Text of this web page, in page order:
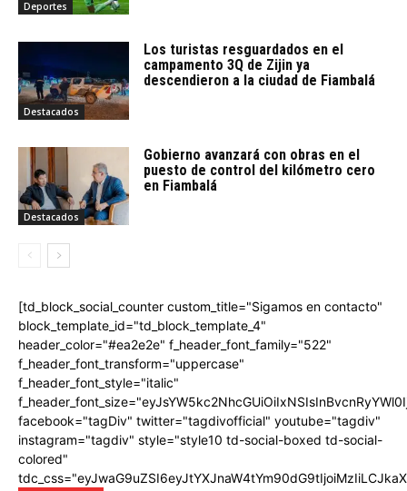
Deportes
Destacados
Los turistas resguardados en el
campamento 3Q de Zijin ya
descendieron a la ciudad de Fiambalá
Destacados
Gobierno avanzará con obras en el
puesto de control del kilómetro cero
en Fiambalá
[td_block_social_counter custom_title="Sigamos en contacto"
block_template_id="td_block_template_4"
header_color="#ea2e2e" f_header_font_family="522"
f_header_font_transform="uppercase"
f_header_font_style="italic"
facebook="tagDiv" twitter="tagdivofficial" youtube="tagdiv"
instagram="tagdiv" style="style10 td-social-boxed td-social-
colored"